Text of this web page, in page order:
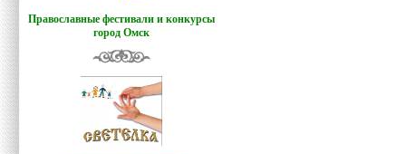
Православные фестивали и конкурсы
город Омск